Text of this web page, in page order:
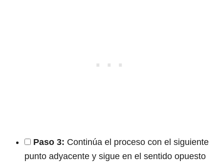
Paso 3: Continúa el proceso con el siguiente
punto adyacente y sigue en el sentido opuesto